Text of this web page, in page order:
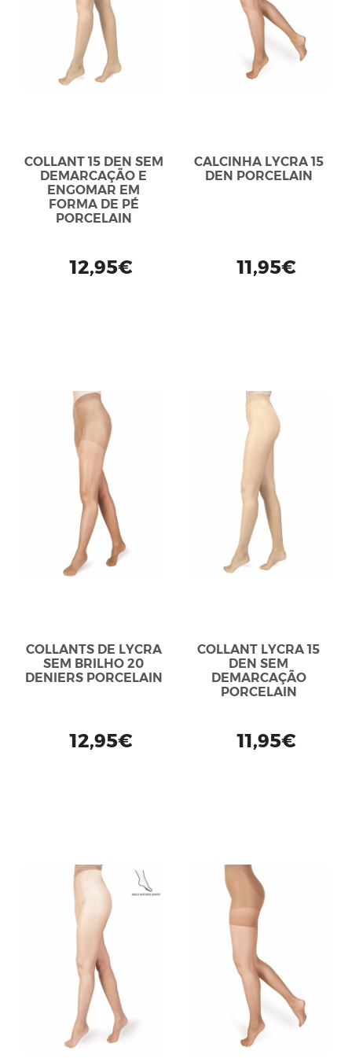
COLLANT 15 DEN SEM
DEMARCAÇÃO E
ENGOMAR EM
FORMA DE PÉ
PORCELAIN
12,95€
CALCINHA LYCRA 15
DEN PORCELAIN
11,95€
COLLANTS DE LYCRA
SEM BRILHO 20
DENIERS PORCELAIN
12,95€
COLLANT LYCRA 15
DEN SEM
DEMARCAÇÃO
PORCELAIN
11,95€